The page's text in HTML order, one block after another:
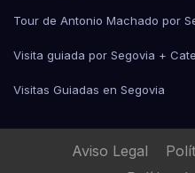
Tour de Antonio Machado por
Visita guiada por Segovia +
Visitas Guiadas en Segovia
Aviso Legal